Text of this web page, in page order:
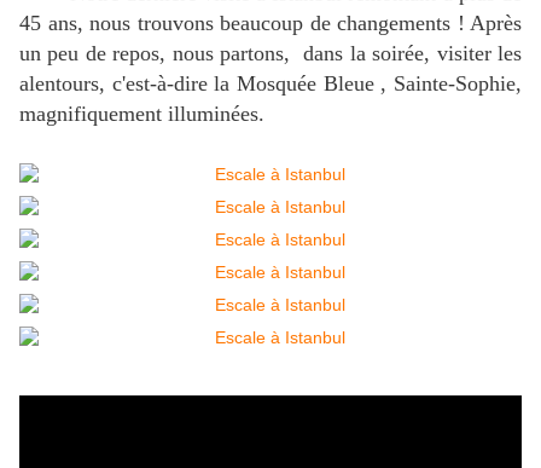
45 ans, nous trouvons beaucoup de changements ! Après
un peu de repos, nous partons, dans la soirée, visiter les
alentours, c'est-à-dire la Mosquée Bleue , Sainte-Sophie,
magnifiquement illuminées.